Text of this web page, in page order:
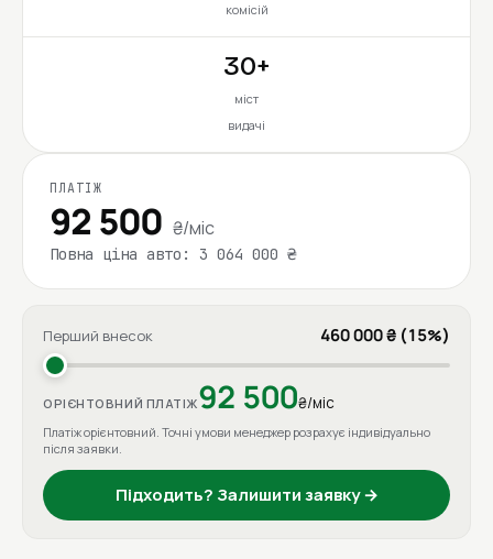
комісій
30+
міст
видачі
ПЛАТІЖ
92 500 ₴/міс
Повна ціна авто: 3 064 000 ₴
Перший внесок 460 000 ₴ (15%)
ОРІЄНТОВНИЙ ПЛАТІЖ92 500₴/міс
Платіж орієнтовний. Точні умови менеджер розрахує індивідуально
після заявки.
Підходить? Залишити заявку →